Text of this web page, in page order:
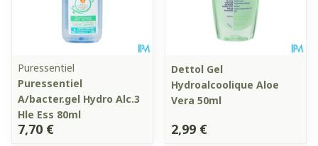
Puressentiel
Puressentiel
A/bacter.gel Hydro Alc.3
Hle Ess 80ml
7,70 €
Dettol Gel
Hydroalcoolique Aloe
Vera 50ml
2,99 €